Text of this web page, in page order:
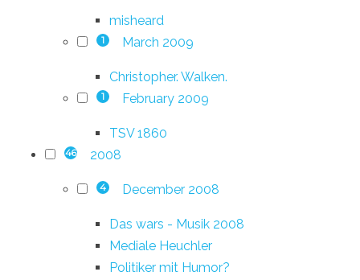
misheard
1 March 2009
Christopher. Walken.
1 February 2009
TSV 1860
46 2008
4 December 2008
Das wars - Musik 2008
Mediale Heuchler
Politiker mit Humor?